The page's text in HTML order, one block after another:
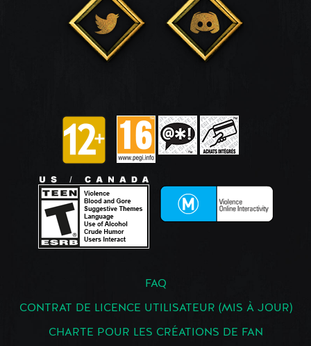
FAQ
CONTRAT DE LICENCE UTILISATEUR (MIS À JOUR)
CHARTE POUR LES CRÉATIONS DE FAN